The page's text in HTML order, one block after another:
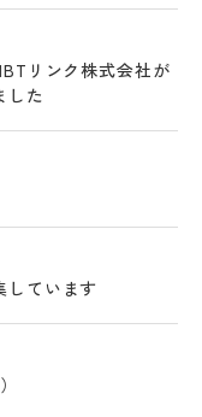
リンク株式会社が
した
しています